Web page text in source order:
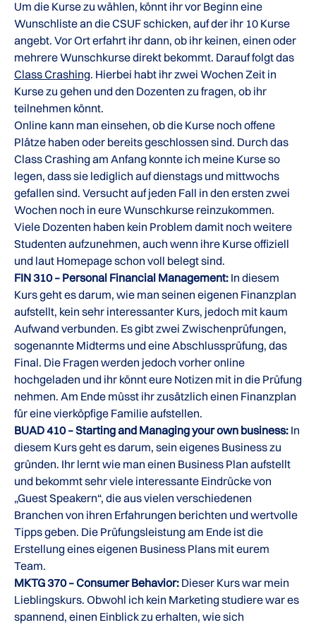
Um die Kurse zu wählen, könnt ihr vor Beginn eine
Wunschliste an die CSUF schicken, auf der ihr 10 Kurse
angebt. Vor Ort erfahrt ihr dann, ob ihr keinen, einen oder
mehrere Wunschkurse direkt bekommt. Darauf folgt das
Class Crashing. Hierbei habt ihr zwei Wochen Zeit in
Kurse zu gehen und den Dozenten zu fragen, ob ihr
teilnehmen könnt.
Online kann man einsehen, ob die Kurse noch offene
Plätze haben oder bereits geschlossen sind. Durch das
Class Crashing am Anfang konnte ich meine Kurse so
legen, dass sie lediglich auf dienstags und mittwochs
gefallen sind. Versucht auf jeden Fall in den ersten zwei
Wochen noch in eure Wunschkurse reinzukommen.
Viele Dozenten haben kein Problem damit noch weitere
Studenten aufzunehmen, auch wenn ihre Kurse offiziell
und laut Homepage schon voll belegt sind.
FIN 310 – Personal Financial Management: In diesem
Kurs geht es darum, wie man seinen eigenen Finanzplan
aufstellt, kein sehr interessanter Kurs, jedoch mit kaum
Aufwand verbunden. Es gibt zwei Zwischenprüfungen,
sogenannte Midterms und eine Abschlussprüfung, das
Final. Die Fragen werden jedoch vorher online
hochgeladen und ihr könnt eure Notizen mit in die Prüfung
nehmen. Am Ende müsst ihr zusätzlich einen Finanzplan
für eine vierköpfige Familie aufstellen.
BUAD 410 – Starting and Managing your own business: In
diesem Kurs geht es darum, sein eigenes Business zu
gründen. Ihr lernt wie man einen Business Plan aufstellt
und bekommt sehr viele interessante Eindrücke von
„Guest Speakern“, die aus vielen verschiedenen
Branchen von ihren Erfahrungen berichten und wertvolle
Tipps geben. Die Prüfungsleistung am Ende ist die
Erstellung eines eigenen Business Plans mit eurem
Team.
MKTG 370 – Consumer Behavior: Dieser Kurs war mein
Lieblingskurs. Obwohl ich kein Marketing studiere war es
spannend, einen Einblick zu erhalten, wie sich